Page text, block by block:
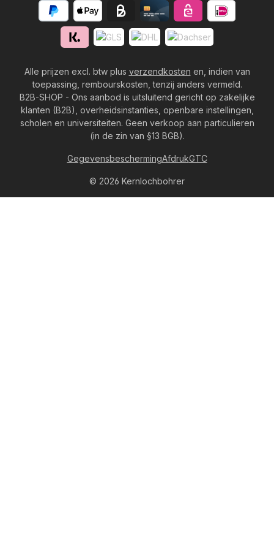
Alle prijzen excl. btw plus verzendkosten en, indien van
toepassing, rembourskosten, tenzij anders vermeld.
B2B-SHOP - Ons aanbod is uitsluitend gericht op zakelijke
klanten (B2B), overheidsinstanties, openbare instellingen,
scholen en universiteiten. Geen verkoop aan particulieren
(in de zin van §13 BGB).
© 2026 Kernlochbohrer
GegevensbeschermingAfdrukGTC